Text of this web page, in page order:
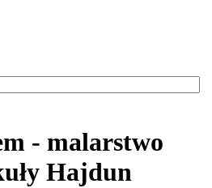
- malarstwo
Hajdun